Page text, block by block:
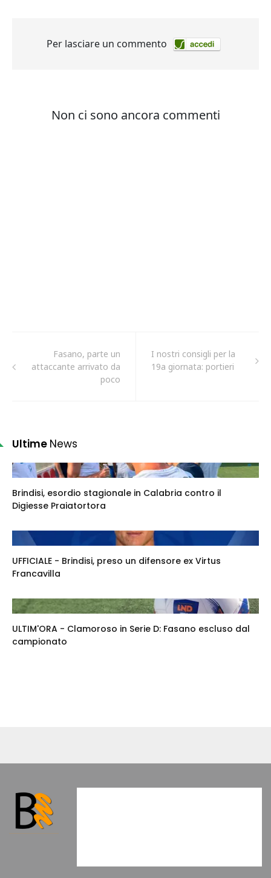
Fasano, parte un
attaccante arrivato da
poco
I nostri consigli per la
19a giornata: portieri
Ultime News
Brindisi, esordio stagionale in Calabria contro il
Digiesse Praiatortora
UFFICIALE - Brindisi, preso un difensore ex Virtus
Francavilla
ULTIM'ORA - Clamoroso in Serie D: Fasano escluso dal
campionato